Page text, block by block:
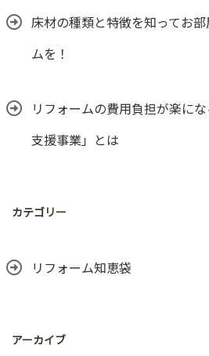
床材の種類と特徴を知ってお
ムを！
リフォームの費用負担が楽に
支援事業」とは
カテゴリー
リフォーム知恵袋
アーカイブ